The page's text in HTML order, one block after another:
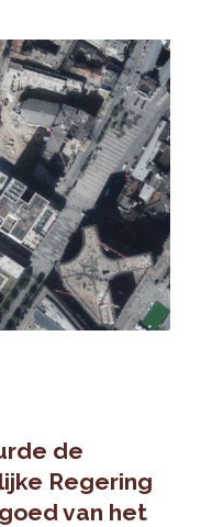
de
Regering
van het